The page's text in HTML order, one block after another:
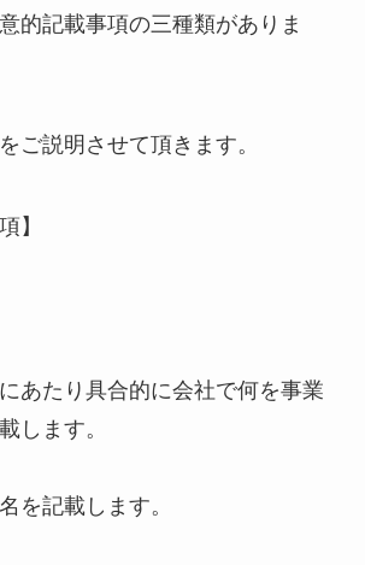
的記載事項の三種類がありま
ご説明させて頂きます。
】
あたり具合的に会社で何を事業
します。
を記載します。